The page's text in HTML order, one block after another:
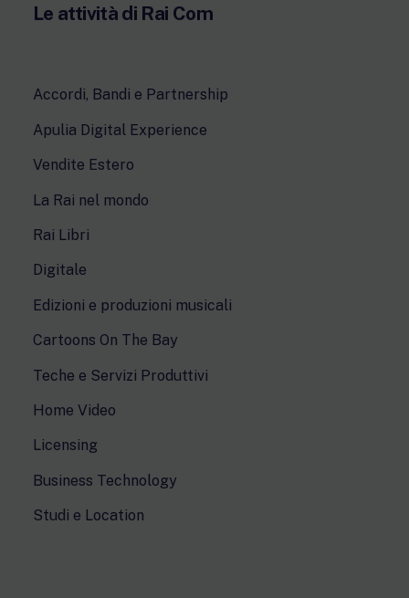
Le attività di Rai Com
Accordi, Bandi e Partnership
Apulia Digital Experience
Vendite Estero
La Rai nel mondo
Rai Libri
Digitale
Edizioni e produzioni musicali
Cartoons On The Bay
Teche e Servizi Produttivi
Home Video
Licensing
Business Technology
Studi e Location